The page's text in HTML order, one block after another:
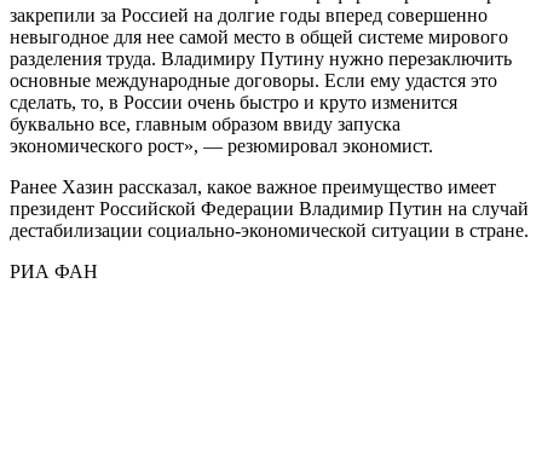
закрепили за Россией на долгие годы вперед совершенно
невыгодное для нее самой место в общей системе мирового
разделения труда. Владимиру Путину нужно перезаключить
основные международные договоры. Если ему удастся это
сделать, то, в России очень быстро и круто изменится
буквально все, главным образом ввиду запуска
экономического рост», — резюмировал экономист.
Ранее Хазин рассказал, какое важное преимущество имеет
президент Российской Федерации Владимир Путин на случай
дестабилизации социально-экономической ситуации в стране.
РИА ФАН